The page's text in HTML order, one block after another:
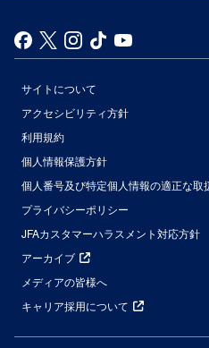
サイトについて
アクセシビリティ方針
利用規約
個人情報保護方針
個人番号及び特定個人情報の適正な
プライバシーポリシー
JFAカスタマーハラスメント対応方針
アーカイブ
メディアの皆様へ
キャリア採用について